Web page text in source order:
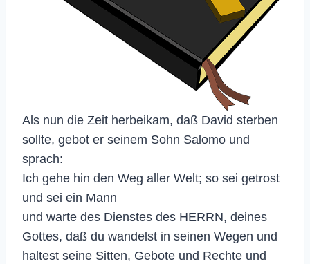
Als nun die Zeit herbeikam, daß David sterben
sollte, gebot er seinem Sohn Salomo und
sprach:
Ich gehe hin den Weg aller Welt; so sei getrost
und sei ein Mann
und warte des Dienstes des HERRN, deines
Gottes, daß du wandelst in seinen Wegen und
haltest seine Sitten, Gebote und Rechte und